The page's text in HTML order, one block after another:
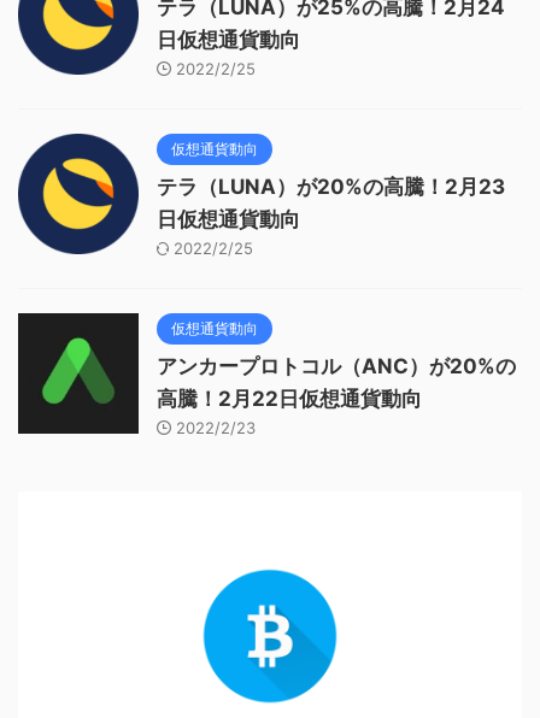
テラ（LUNA）が25%の高騰！2月24
日仮想通貨動向
2022/2/25
仮想通貨動向
テラ（LUNA）が20%の高騰！2月23
日仮想通貨動向
2022/2/25
仮想通貨動向
アンカープロトコル（ANC）が20%の
高騰！2月22日仮想通貨動向
2022/2/23